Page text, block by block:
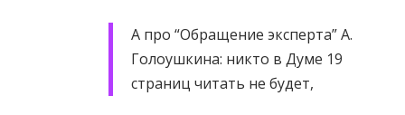
А про “Обращение эксперта” А.
Голоушкина: никто в Думе 19
страниц читать не будет,